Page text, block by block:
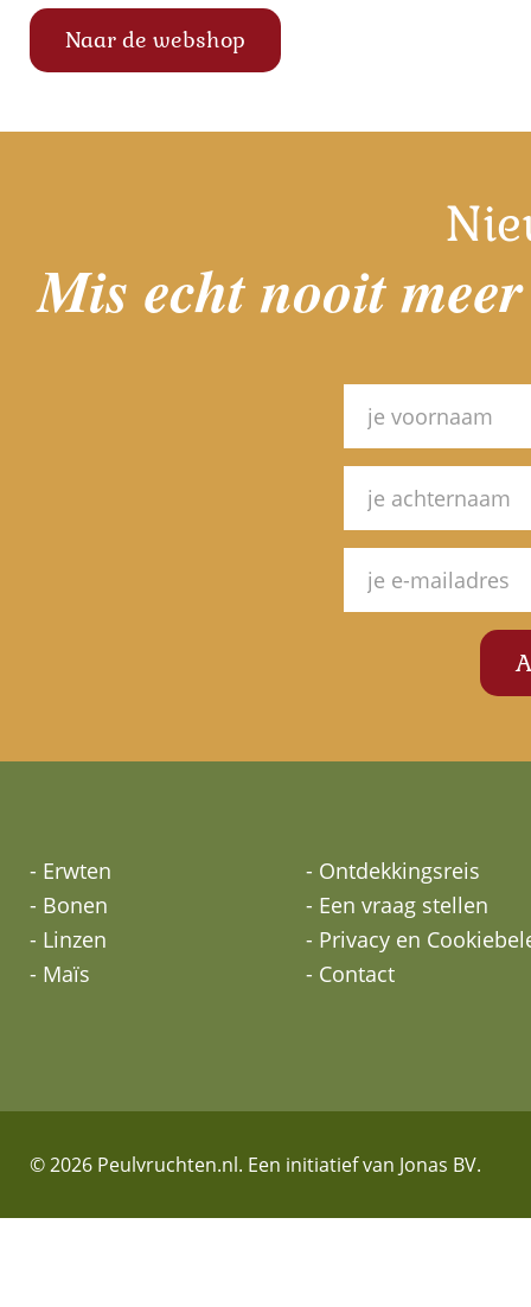
Naar de webshop
Mis echt nooit
- Erwten
- Bonen
- Linzen
- Maïs
- Ontdekkingsreis
- Een vraag stellen
- Privacy en
- Contact
© 2026 Peulvruchten.nl. Een initiatief van Jonas BV.